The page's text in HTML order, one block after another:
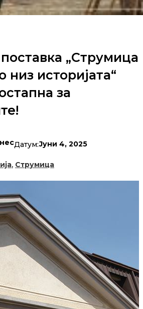
„Струмица
низ историјата“
за
Датум:Јуни 4, 2025
, Струмица